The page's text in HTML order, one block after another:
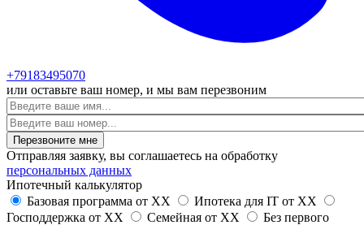
+79183495070
или оставьте ваш номер, и мы вам перезвоним
Имя
Отправляя заявку, вы соглашаетесь на обработку
персональных данных
Ипотечный калькулятор
Базовая программа от XX Ипотека для IT от XX
Господдержка от XX Семейная от XX
Без первого